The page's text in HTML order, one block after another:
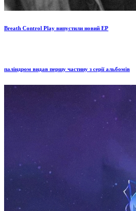
Breath Control Play випустили новий EP
паліндром видав першу частину з серії альбомів